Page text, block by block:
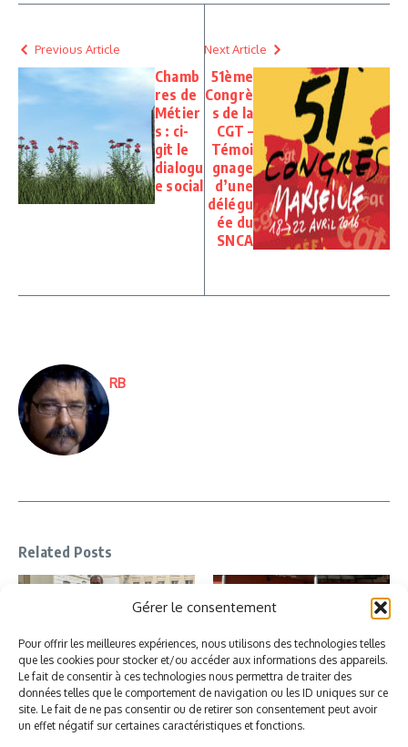
Gérer le consentement
Pour offrir les meilleures expériences, nous utilisons des technologies telles
que les cookies pour stocker et/ou accéder aux informations des appareils.
Le fait de consentir à ces technologies nous permettra de traiter des
données telles que le comportement de navigation ou les ID uniques sur ce
site. Le fait de ne pas consentir ou de retirer son consentement peut avoir
un effet négatif sur certaines caractéristiques et fonctions.
Previous Article
Chamb
res de
Métier
s : ci-
git le
dialogu
e social
Next Article
51ème
Congrè
s de la
CGT –
Témoi
gnage
d’une
délégu
ée du
SNCA
RB
Related Posts
NPEC 2026 : une amélioration
réelle du financement des CFA qui
COMMUNIQUÉ : Près de 100
agent·es mobilisé·es devant la